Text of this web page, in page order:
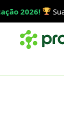
Sua parceria